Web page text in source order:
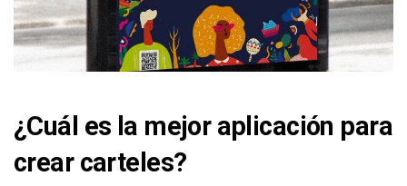
¿Cuál es la mejor aplicación para
crear carteles?